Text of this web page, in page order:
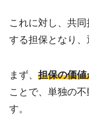
ォー
ムは
こち
ら ›
お電
話で
の無
これに対し、共
する担保となり、
まず、 担保の価値
ことで、単独の
す。